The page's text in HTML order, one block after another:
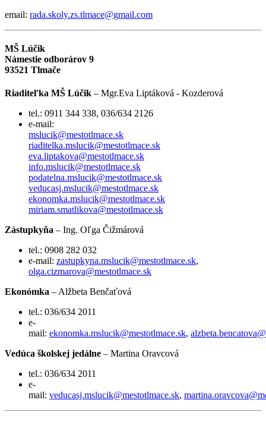
email: rada.skoly.zs.tlmace@gmail.com
MŠ Lúčik
Námestie odborárov 9
93521 Tlmače
Riaditeľka MŠ Lúčik – Mgr.Eva Liptáková - Kozderová
tel.: 0911 344 338, 036/634 2126
e-mail:
mslucik@mestotlmace.sk
riaditelka.mslucik@mestotlmace.sk
eva.liptakova@mestotlmace.sk
info.mslucik@mestotlmace.sk
podatelna.mslucik@mestotlmace.sk
veducasj.mslucik@mestotlmace.sk
ekonomka.mslucik@mestotlmace.sk
miriam.smatlikova@mestotlmace.sk
Zástupkyňa – Ing. Oľga Čižmárová
tel.: 0908 282 032
e-mail: zastupkyna.mslucik@mestotlmace.sk,
olga.cizmarova@mestotlmace.sk
Ekonómka – Alžbeta Benčaťová
tel.: 036/634 2011
e-
mail: ekonomka.mslucik@mestotlmace.sk,
Vedúca školskej jedálne – Martina Oravcová
tel.: 036/634 2011
e-
mail: veducasj.mslucik@mestotlmace.sk,